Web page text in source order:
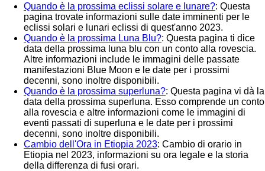
Quando è la prossima eclissi solare e lunare?: Questa
pagina trovate informazioni sulle date imminenti per le
eclissi solari e lunari eclissi di quest'anno 2023.
Quando è la prossima Luna Blu?: Questa pagina ti dice
data della prossima luna blu con un conto alla rovescia.
Altre informazioni include le immagini delle passate
manifestazioni Blue Moon e le date per i prossimi
decenni, sono inoltre disponibili.
Quando è la prossima superluna?: Questa pagina vi dà la
data della prossima superluna. Esso comprende un conto
alla rovescia e altre informazioni come le immagini di
eventi passati di superluna e le date per i prossimi
decenni, sono inoltre disponibili.
Cambio dell'Ora in Etiopia 2023: Cambio di orario in
Etiopia nel 2023, informazioni su ora legale e la storia
della differenza di fusi orari.